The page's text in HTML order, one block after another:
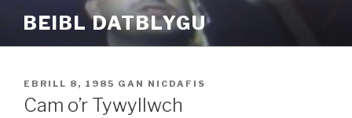
cynnwys
BEIBL DATBLYGU
COFNODWYD
AR
EBRILL 8, 1985 GAN NICDAFIS
Cam o’r Tywyllwch